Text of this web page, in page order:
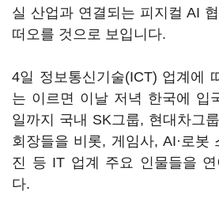
실 산업과 연결되는 피지컬 AI
떠오를 것으로 보입니다.
4일 정보통신기술(ICT) 업계에
는 이르면 이날 저녁 한국에 입
일까지 국내 SK그룹, 현대차그
회장들을 비롯, 게임사, AI·로봇
진 등 IT 업계 주요 인물들을 연
다.